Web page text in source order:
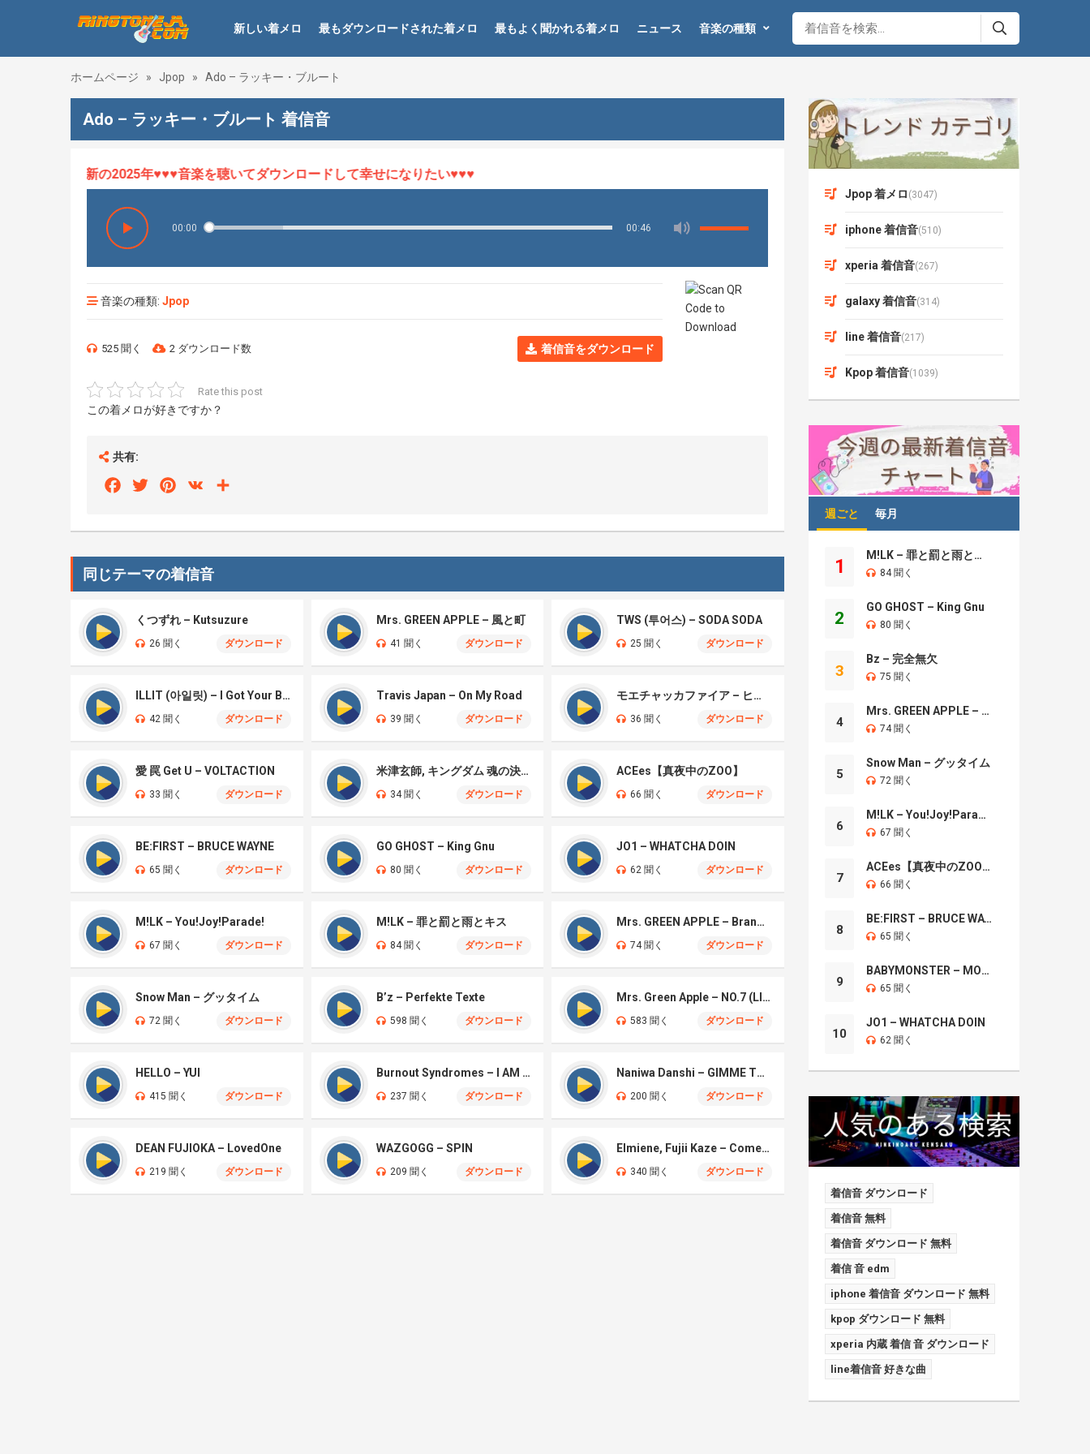
新しい着メロ 最もダウンロードされた着メロ 最もよく聞かれる着メロ ニュース 音楽の種類
ホームページ » Jpop » Ado – ラッキー・ブルート
Ado – ラッキー・ブルート 着信音
HOT、最新の2025年♥♥♥音楽を聴いてダウンロードして幸せになりたい♥♥♥
00:00 00:46
音楽の種類: Jpop
525 聞く 2 ダウンロード数 着信音をダウンロード
Rate this post
この着メロが好きですか？
共有:
FacebookTwitterPinterest
VK
同じテーマの着信音
くつずれ – Kutsuzure
26 聞く ダウンロード
Mrs. GREEN APPLE – 風と町
41 聞く ダウンロード
TWS (투어스) – SODA SODA
25 聞く ダウンロード
ILLIT (아일릿) – I Got Your Back
42 聞く ダウンロード
Travis Japan – On My Road
39 聞く ダウンロード
モエチャッカファイア – ヒューゴ、狛野真斗、ライト、セヴェリアン (Cover )
36 聞く ダウンロード
愛 罠 Get U – VOLTACTION
33 聞く ダウンロード
米津玄師, キングダム 魂の決戦 – 公開記念PV
34 聞く ダウンロード
ACEes【真夜中のZOO】
66 聞く ダウンロード
BE:FIRST – BRUCE WAYNE
65 聞く ダウンロード
GO GHOST – King Gnu
80 聞く ダウンロード
JO1 – WHATCHA DOIN
62 聞く ダウンロード
M!LK – You!Joy!Parade!
67 聞く ダウンロード
M!LK – 罪と罰と雨とキス
84 聞く ダウンロード
Mrs. GREEN APPLE – Brand New
74 聞く ダウンロード
Snow Man – グッタイム
72 聞く ダウンロード
B’z – Perfekte Texte
598 聞く ダウンロード
Mrs. Green Apple – NO.7 (LIVE)
583 聞く ダウンロード
HELLO – YUI
415 聞く ダウンロード
Burnout Syndromes – I AM A HERO
237 聞く ダウンロード
Naniwa Danshi – GIMME THE DAY
200 聞く ダウンロード
DEAN FUJIOKA – LovedOne
219 聞く ダウンロード
WAZGOGG – SPIN
209 聞く ダウンロード
Elmiene, Fujii Kaze – Comets Gold
340 聞く ダウンロード
Jpop 着メロ (3047)
iphone 着信音(510)
xperia 着信音(267)
galaxy 着信音(314)
line 着信音(217)
Kpop 着信音(1039)
週ごと 毎月
1
M!LK – 罪と罰と雨とキス
84 聞く
2
GO GHOST – King Gnu
80 聞く
3
Bz – 完全無欠
75 聞く
4
Mrs. GREEN APPLE – Brand New
74 聞く
5
Snow Man – グッタイム
72 聞く
6
M!LK – You!Joy!Parade!
67 聞く
7
ACEes【真夜中のZOO】
66 聞く
8
BE:FIRST – BRUCE WAYNE
65 聞く
9
BABYMONSTER – MOON
65 聞く
10
JO1 – WHATCHA DOIN
62 聞く
着信音 ダウンロード
着信音 無料
着信音 ダウンロード 無料
着信 音 edm
iphone 着信音 ダウンロード 無料
kpop ダウンロード 無料
xperia 内蔵 着信 音 ダウンロード
line着信音 好きな曲